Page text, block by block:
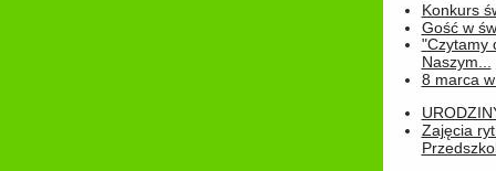
Konkurs
Gość w
"Czytamy
Naszym...
8 marca
Zajęcia